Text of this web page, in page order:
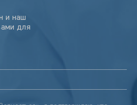
и наш
для